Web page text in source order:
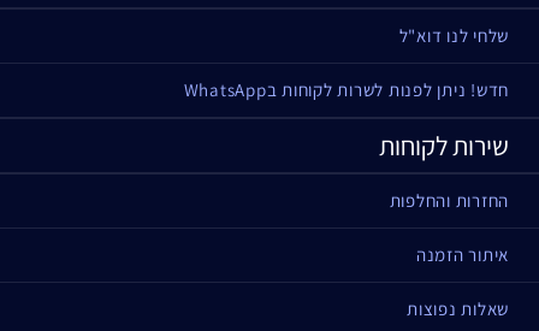
שלחי לנו דוא"ל
חדש! ניתן לפנות לשרות לקוחות בWhatsApp
שירות לקוחות
החזרות והחלפות
איתור הזמנה
שאלות נפוצות